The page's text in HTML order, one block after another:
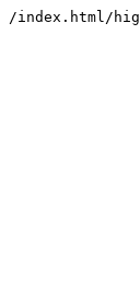
/index.html/